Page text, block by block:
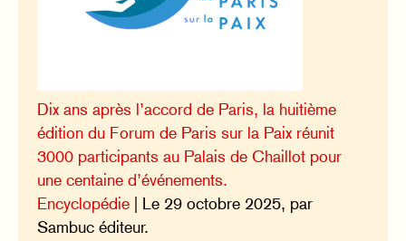
Dix ans après l’accord de Paris, la huitième
édition du Forum de Paris sur la Paix réunit
3000 participants au Palais de Chaillot pour
une centaine d’événements.
Encyclopédie | Le 29 octobre 2025, par
Sambuc éditeur.